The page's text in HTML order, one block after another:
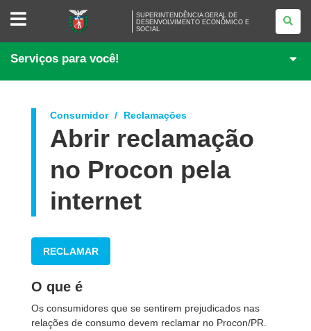
SUPERINTENDÊNCIA
DESENVOLVIMENTO
ECONÔMICO
E
SUPERINTENDÊNCIA GERAL DE
DESENVOLVIMENTO ECONÔMICO E
SOCIAL
Serviços para você!
Consumidor Reclamações
Abrir reclamação
no Procon pela
internet
RECLAMAR
O que é
Os consumidores que se sentirem prejudicados nas
relações de consumo devem reclamar no Procon/PR.